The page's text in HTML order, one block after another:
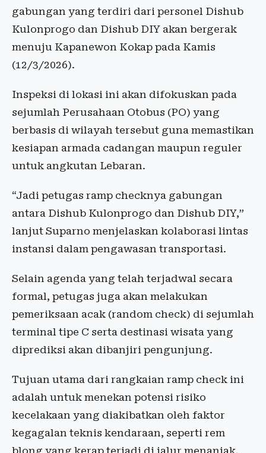
gabungan yang terdiri dari personel Dishub
Kulonprogo dan Dishub DIY akan bergerak
menuju Kapanewon Kokap pada Kamis
(12/3/2026).
Inspeksi di lokasi ini akan difokuskan pada
sejumlah Perusahaan Otobus (PO) yang
berbasis di wilayah tersebut guna memastikan
kesiapan armada cadangan maupun reguler
untuk angkutan Lebaran.
“Jadi petugas ramp checknya gabungan
antara Dishub Kulonprogo dan Dishub DIY,”
lanjut Suparno menjelaskan kolaborasi lintas
instansi dalam pengawasan transportasi.
Selain agenda yang telah terjadwal secara
formal, petugas juga akan melakukan
pemeriksaan acak (random check) di sejumlah
terminal tipe C serta destinasi wisata yang
diprediksi akan dibanjiri pengunjung.
Tujuan utama dari rangkaian ramp check ini
adalah untuk menekan potensi risiko
kecelakaan yang diakibatkan oleh faktor
kegagalan teknis kendaraan, seperti rem